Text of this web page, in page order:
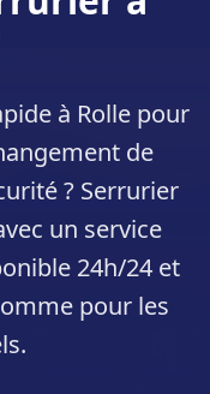
à Rolle pour
de
? Serrurier
un service
24h/24 et
pour les